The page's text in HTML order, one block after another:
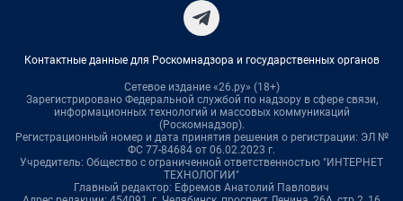
Контактные данные для Роскомнадзора и государственных органов
Сетевое издание «26.ру» (18+)
Зарегистрировано Федеральной службой по надзору в сфере связи,
информационных технологий и массовых коммуникаций
(Роскомнадзор).
Регистрационный номер и дата принятия решения о регистрации: ЭЛ №
ФС 77-84684 от 06.02.2023 г.
Учредитель: Общество с ограниченной ответственностью "ИНТЕРНЕТ
ТЕХНОЛОГИИ"
Главный редактор: Ефремов Анатолий Павлович